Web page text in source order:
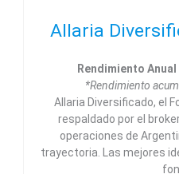
Allaria
Rendimiento
*Rendimiento
Allaria Diversificado, el
respaldado por el
operaciones de
trayectoria. Las mejores